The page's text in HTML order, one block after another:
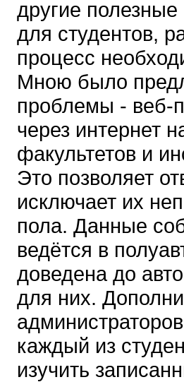
другие полезные
для студентов,
процесс
Мною было
проблемы - веб-
через интернет
факультетов и
Это позволяет
исключает их
пола. Данные
ведётся в
доведена до
для них.
каждый из
изучить